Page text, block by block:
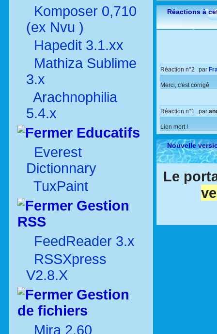
Komposer 0,710
(ex Nvu )
Hapedit 3.1.xx
Mathiza Sublime
3.x
Arachnophilia
5.4.x
Educatifs
Everest
Dictionnary
TuxPaint
Gestion
RSS
FeedReader 3.x
RSSXpress
V2.8.X
Gestion
de fichiers
Mira 2.60
Réactions à
Réaction n°2 par
Merci, c'est corrigé
Réaction n°1 par
Lien mort !
Nouvelle
Le